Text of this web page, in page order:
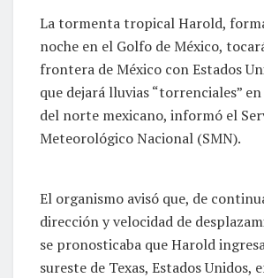
La tormenta tropical Harold,
noche en el Golfo de México,
frontera de México con Estados
que dejará lluvias “torrenciales”
del norte mexicano, informó el
Meteorológico Nacional (SMN).
El organismo avisó que, de
dirección y velocidad de
se pronosticaba que Harold
sureste de Texas, Estados Unidos,